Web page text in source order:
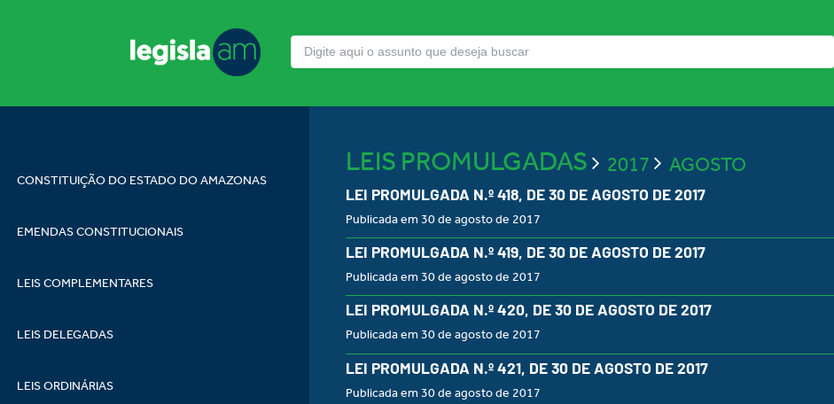
CONSTITUIÇÃO DO ESTADO DO AMAZONAS
EMENDAS CONSTITUCIONAIS
LEIS COMPLEMENTARES
LEIS DELEGADAS
LEIS ORDINÁRIAS
LEIS PROMULGADAS 2017 AGOSTO
LEI PROMULGADA N.º 418, DE 30 DE AGOSTO DE 2017
Publicada em 30 de agosto de 2017
LEI PROMULGADA N.º 419, DE 30 DE AGOSTO DE 2017
Publicada em 30 de agosto de 2017
LEI PROMULGADA N.º 420, DE 30 DE AGOSTO DE 2017
Publicada em 30 de agosto de 2017
LEI PROMULGADA N.º 421, DE 30 DE AGOSTO DE 2017
Publicada em 30 de agosto de 2017